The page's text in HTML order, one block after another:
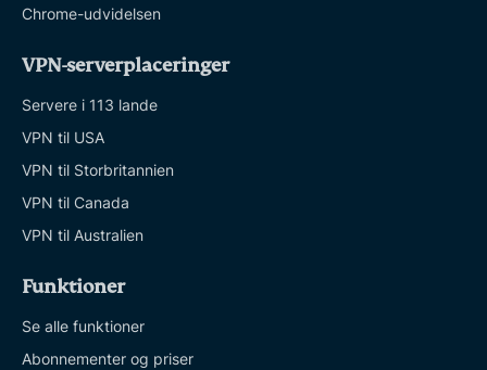
Chrome-udvidelsen
VPN-serverplaceringer
Servere i 113 lande
VPN til USA
VPN til Storbritannien
VPN til Canada
VPN til Australien
Funktioner
Se alle funktioner
Abonnementer og priser